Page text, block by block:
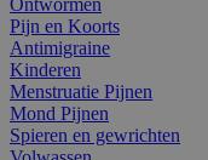
Pijn en Koorts
Antimigraine
Kinderen
Menstruatie Pijnen
Mond Pijnen
Spieren en gewrichten